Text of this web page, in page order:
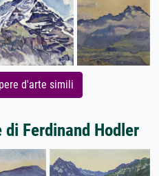
d'arte simili
Ferdinand Hodler